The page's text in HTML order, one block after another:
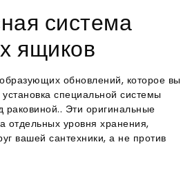
система
ящиков
обновлений, которое вы
специальной системы
Эти оригинальные
отдельных уровня хранения,
вашей сантехники, а не против